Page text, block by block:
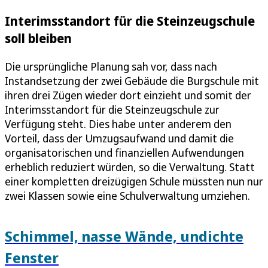
Interimsstandort für die Steinzeugschule
soll bleiben
Die ursprüngliche Planung sah vor, dass nach
Instandsetzung der zwei Gebäude die Burgschule mit
ihren drei Zügen wieder dort einzieht und somit der
Interimsstandort für die Steinzeugschule zur
Verfügung steht. Dies habe unter anderem den
Vorteil, dass der Umzugsaufwand und damit die
organisatorischen und finanziellen Aufwendungen
erheblich reduziert würden, so die Verwaltung. Statt
einer kompletten dreizügigen Schule müssten nun nur
zwei Klassen sowie eine Schulverwaltung umziehen.
Schimmel, nasse Wände, undichte
Fenster